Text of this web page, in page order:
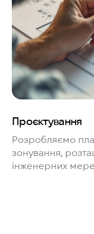
Проєктування
Розробляємо
зонування,
інженерних